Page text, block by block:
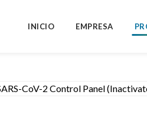
INICIO EMPRESA